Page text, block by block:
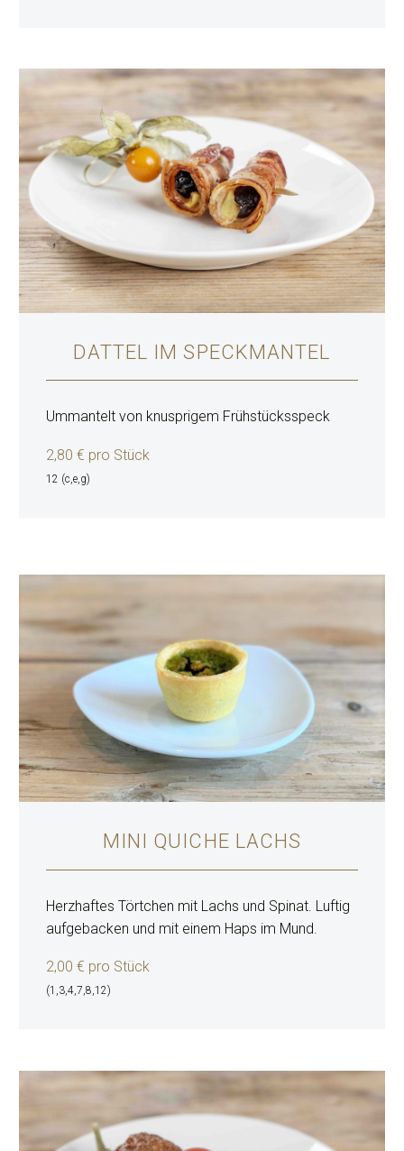
DATTEL IM SPECKMANTEL
Ummantelt von knusprigem Frühstücksspeck
2,80 € pro Stück
12 (c,e,g)
MINI QUICHE LACHS
Herzhaftes Törtchen mit Lachs und Spinat. Luftig
aufgebacken und mit einem Haps im Mund.
2,00 € pro Stück
(1,3,4,7,8,12)